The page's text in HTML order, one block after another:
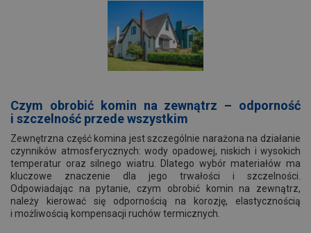
Czym obrobić komin na zewnątrz – odporność
i szczelność przede wszystkim
Zewnętrzna część komina jest szczególnie narażona na działanie
czynników atmosferycznych: wody opadowej, niskich i wysokich
temperatur oraz silnego wiatru. Dlatego wybór materiałów ma
kluczowe znaczenie dla jego trwałości i szczelności.
Odpowiadając na pytanie, czym obrobić komin na zewnątrz,
należy kierować się odpornością na korozję, elastycznością
i możliwością kompensacji ruchów termicznych.